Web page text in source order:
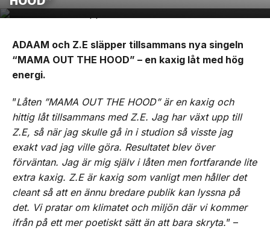
ADAAM och Z.E släpper tillsammans nya singeln
“MAMA OUT THE HOOD” – en kaxig låt med hög
energi.
”Låten ”MAMA OUT THE HOOD” är en kaxig och
hittig låt tillsammans med Z.E. Jag har växt upp till
Z.E, så när jag skulle gå in i studion så visste jag
exakt vad jag ville göra. Resultatet blev över
förväntan. Jag är mig själv i låten men fortfarande lite
extra kaxig. Z.E är kaxig som vanligt men håller det
cleant så att en ännu bredare publik kan lyssna på
det. Vi pratar om klimatet och miljön där vi kommer
ifrån på ett mer poetiskt sätt än att bara skryta.” –